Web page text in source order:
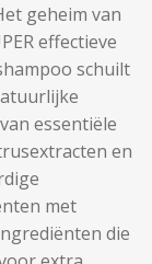
geheim van
effectieve
schuilt
essentiële
en
met
die